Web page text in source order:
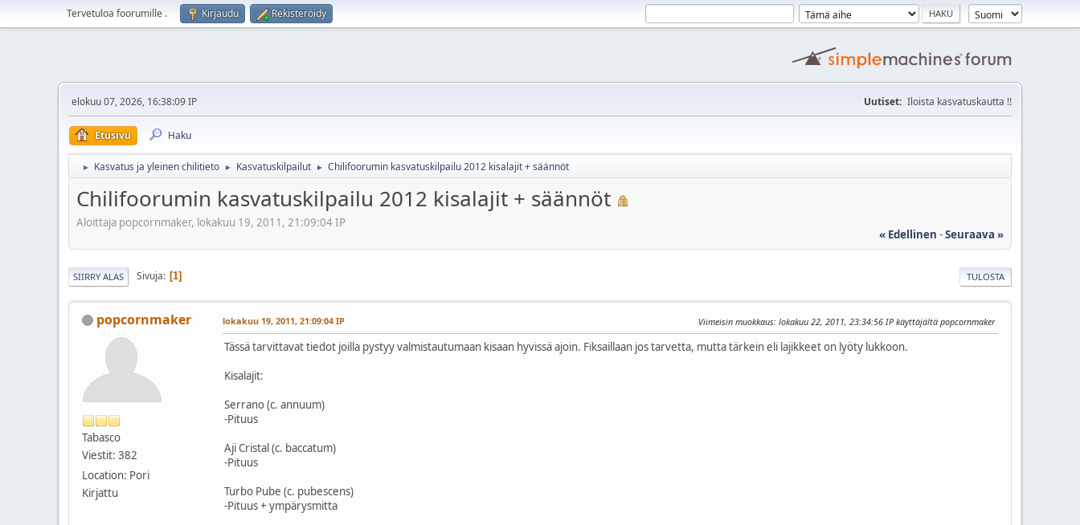
Tervetuloa foorumille . Kirjaudu Rekisteröidy
elokuu 07, 2026, 16:38:09 IP Uutiset: Iloista kasvatuskautta !!
Etusivu Haku
► Kasvatus ja yleinen chilitieto ► Kasvatuskilpailut ► Chilifoorumin kasvatuskilpailu 2012 kisalajit + säännöt
Chilifoorumin kasvatuskilpailu 2012 kisalajit + säännöt
Aloittaja popcornmaker, lokakuu 19, 2011, 21:09:04 IP
« Edellinen -Seuraava »
TULOSTA
SIIRRY ALAS Sivuja 1
popcornmaker
Tabasco
Viestit: 382
Location: Pori
Kirjattu
lokakuu 19, 2011, 21:09:04 IP Viimeisin muokkaus: lokakuu 22, 2011, 23:34:56 IP käyttäjältä popcornmaker
Tässä tarvittavat tiedot joilla pystyy valmistautumaan kisaan hyvissä ajoin. Fiksaillaan jos tarvetta, mutta tärkein eli lajikkeet on lyöty lukkoon.
Kisalajit:
Serrano (c. annuum)
-Pituus
Aji Cristal (c. baccatum)
-Pituus
Turbo Pube (c. pubescens)
-Pituus + ympärysmitta